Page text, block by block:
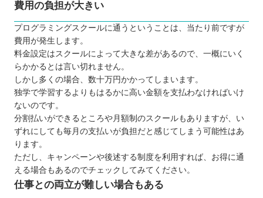
費用の負担が大きい
プログラミングスクールに通うということは、当たり前ですが
費用が発生します。
料金設定はスクールによって大きな差があるので、一概にいく
らかかるとは言い切れません。
しかし多くの場合、数十万円かかってしまいます。
独学で学習するよりもはるかに高い金額を支払わなければいけ
ないのです。
分割払いができるところや月額制のスクールもありますが、い
ずれにしても毎月の支払いが負担だと感じてしまう可能性はあ
ります。
ただし、キャンペーンや後述する制度を利用すれば、お得に通
える場合もあるのでチェックしてみてください。
仕事との両立が難しい場合もある